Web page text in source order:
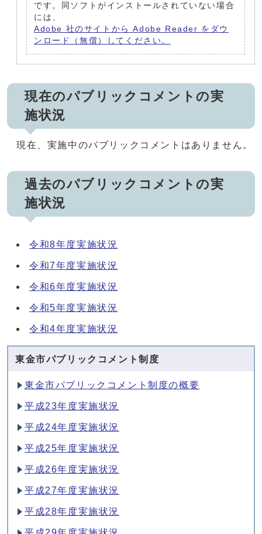
です。同ソフトがインストールされていない場合
には、
Adobe 社のサイトから Adobe Reader をダウ
ンロード（無償）してください。
現在のパブリックコメントの実
施状況
現在、実施中のパブリックコメントはありません。
過去のパブリックコメントの実
施状況
令和8年度実施状況
令和7年度実施状況
令和6年度実施状況
令和5年度実施状況
令和4年度実施状況
東金市パブリックコメント制度
東金市パブリックコメント制度の概要
平成23年度実施状況
平成24年度実施状況
平成25年度実施状況
平成26年度実施状況
平成27年度実施状況
平成28年度実施状況